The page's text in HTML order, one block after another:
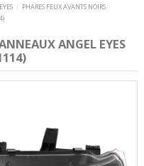
PHARES FEUX AVANTS NOIRS
ANGEL EYES